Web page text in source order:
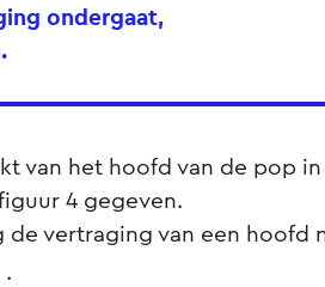
ondergaat,
van het hoofd van de pop
4 gegeven.
vertraging van een hoofd
.